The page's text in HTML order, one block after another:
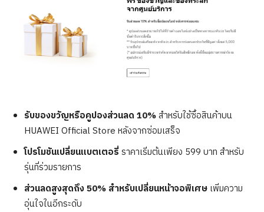
รับของขวัญหรือคูปองส่วนลด 10%สำหรับใช้ซื้อสินค้าบน
HUAWEI Official Store หลังจากซ่อมเสร็จ
โปรโมชันเปลี่ยนแบตเตอรี่ราคาเริ่มต้นเพียง 599 บาท สำหรับ
รุ่นที่ร่วมรายการ
ส่วนลดสูงสุดถึง 50% สำหรับเปลี่ยนหน้าจอพิเศษ เพิ่มความ
อุ่นใจในอีกระดับ